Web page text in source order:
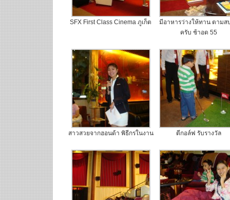
SFX First Class Cinema ภูเก็ต
มีอาหารว่างให้ทาน ตามส
ครับ ช้าอด 55
สาวสวยจากฮอนด้า พิธีกรในงาน ตีกอล์ฟ รับรางวัล